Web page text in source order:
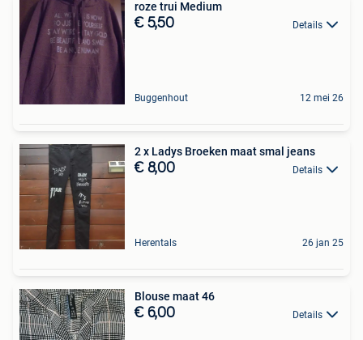
roze trui Medium
€ 5,50 Details
Buggenhout 12 mei 26
2 x Ladys Broeken maat smal jeans
€ 8,00 Details
Herentals 26 jan 25
Blouse maat 46
€ 6,00 Details